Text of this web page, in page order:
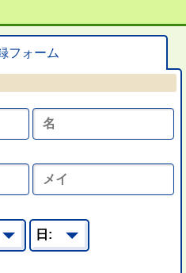
フォーム